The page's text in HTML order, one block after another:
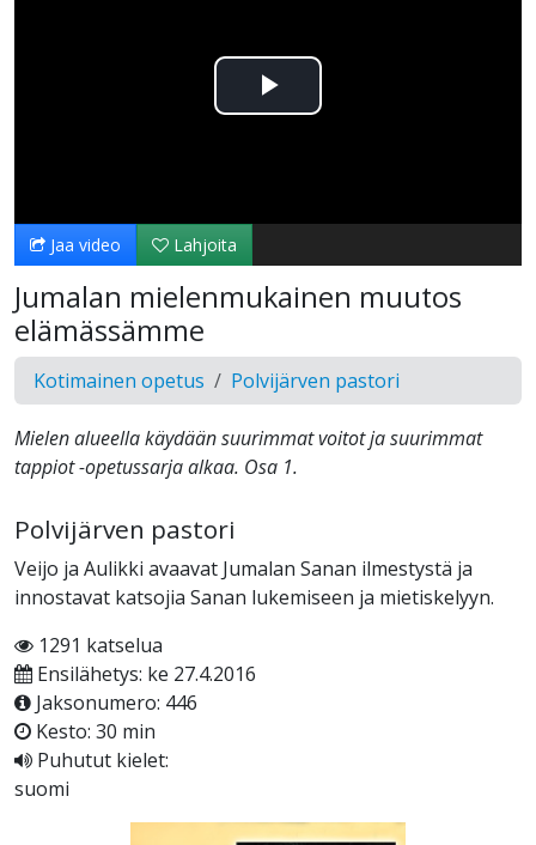
Toista
Jaa video Lahjoita
Jumalan mielenmukainen muutos
elämässämme
Kotimainen opetus Polvijärven pastori
Mielen alueella käydään suurimmat voitot ja suurimmat
tappiot -opetussarja alkaa. Osa 1.
Polvijärven pastori
Veijo ja Aulikki avaavat Jumalan Sanan ilmestystä ja
innostavat katsojia Sanan lukemiseen ja mietiskelyyn.
1291 katselua
Ensilähetys: ke 27.4.2016
Jaksonumero: 446
Kesto: 30 min
Puhutut kielet:
suomi